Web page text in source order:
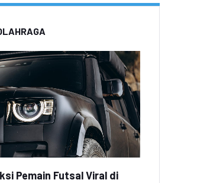
Pemain Futsal Viral di